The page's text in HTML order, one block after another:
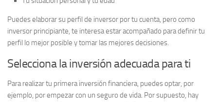
Puedes elaborar su perfil de inversor por tu cuenta, pero como
inversor principiante, te interesa estar acompañado para definir tu
perfil lo mejor posible y tomar las mejores decisiones.
Selecciona la inversión adecuada para ti
Para realizar tu primera inversión financiera, puedes optar, por
ejemplo, por empezar con un seguro de vida. Por supuesto, hay